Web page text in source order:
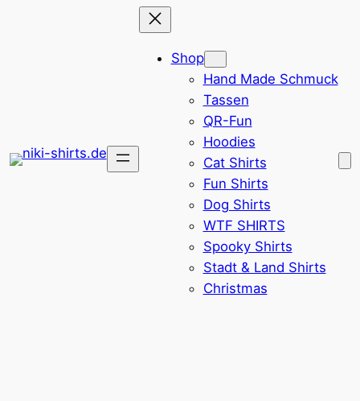
Shop
Hand Made Schmuck
Tassen
QR-Fun
Hoodies
Cat Shirts
Fun Shirts
Dog Shirts
WTF SHIRTS
Spooky Shirts
Stadt & Land Shirts
Christmas